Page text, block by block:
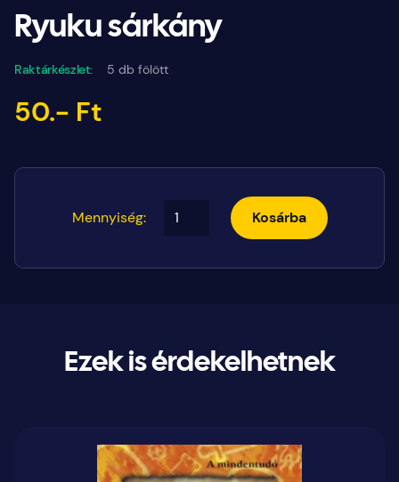
Ryuku sárkány
Raktárkészlet: 5 db fölött
50.- Ft
Mennyiség: Kosárba
Ezek is érdekelhetnek